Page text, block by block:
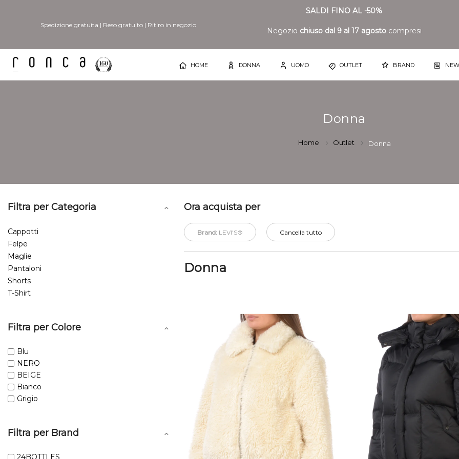
Spedizione gratuita | Reso gratuito| Ritiro in negozio
SALDI FINO AL -50%
Negozio chiuso dal 9 al 17 agosto compresi
HOME DONNA UOMO OUTLET BRAND
Donna
Home Outlet Donna
Ora acquista per
Brand: LEVI'S® Cancella tutto
Donna
Filtra per Categoria
Cappotti
Felpe
Maglie
Pantaloni
Shorts
T-Shirt
Filtra per Colore
Blu
NERO
BEIGE
Bianco
Grigio
Filtra per Brand
24BOTTLES